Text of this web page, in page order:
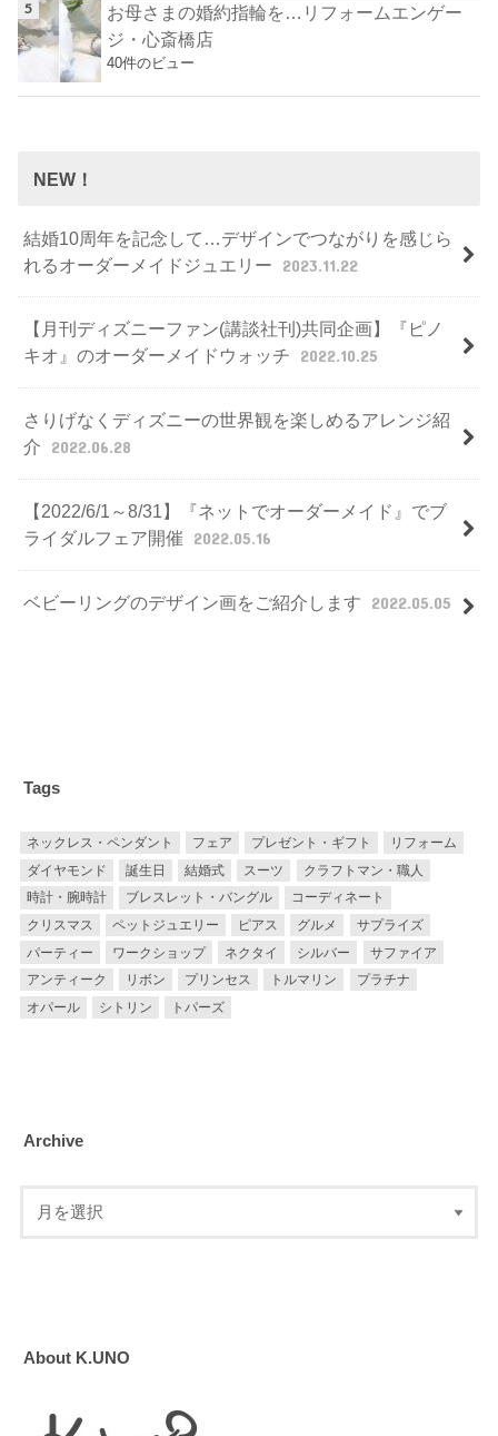
お母さまの婚約指輪を…リフォームエンゲー
ジ・心斎橋店
40件のビュー
NEW！
結婚10周年を記念して…デザインでつながりを感じら
れるオーダーメイドジュエリー
2023.11.22
【月刊ディズニーファン(講談社刊)共同企画】『ピノ
キオ』のオーダーメイドウォッチ
2022.10.25
さりげなくディズニーの世界観を楽しめるアレンジ紹
介
2022.06.28
【2022/6/1～8/31】『ネットでオーダーメイド』でブ
ライダルフェア開催
2022.05.16
ベビーリングのデザイン画をご紹介します 2022.05.05
Tags
ネックレス・ペンダント フェア プレゼント・ギフト
リフォーム
ダイヤモンド
誕生日 結婚式 スーツ
クラフトマン・職人
時計・腕時計
ブレスレット・バングル
コーディネート
クリスマス
ペットジュエリー ピアス グルメ
サプライズ
パーティー
ワークショップ ネクタイ シルバー
サファイア
アンティーク
リボン プリンセス トルマリン
プラチナ
オパール
シトリン トパーズ
Archive
About K.UNO